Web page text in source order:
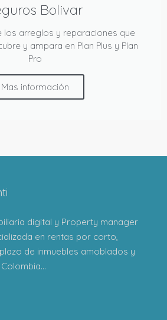
Bolivar
los arreglos y reparaciones que
y ampara en Plan Plus y Plan
Pro
Mas información
digital y Property manager
en rentas por corto,
de inmuebles amoblados y